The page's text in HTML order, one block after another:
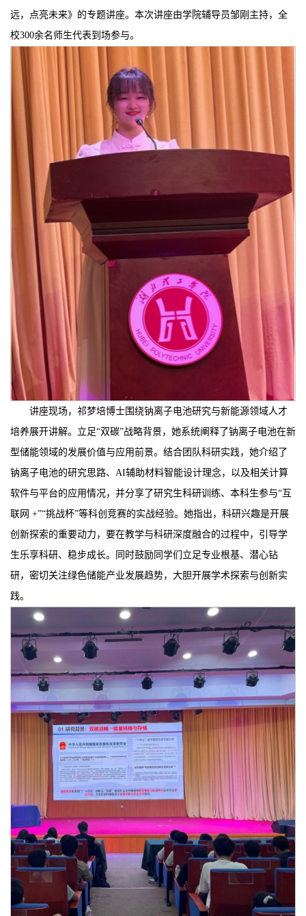
远，点亮未来》的专题讲座。本次讲座由学院辅导员邹刚主持，全
校300余名师生代表到场参与。
讲座现场，祁梦培博士围绕钠离子电池研究与新能源领域人才
培养展开讲解。立足“双碳”战略背景，她系统阐释了钠离子电池在新
型储能领域的发展价值与应用前景。结合团队科研实践，她介绍了
钠离子电池的研究思路、AI辅助材料智能设计理念，以及相关计算
软件与平台的应用情况，并分享了研究生科研训练、本科生参与“互
联网 +”“挑战杯”等科创竞赛的实战经验。她指出，科研兴趣是开展
创新探索的重要动力，要在教学与科研深度融合的过程中，引导学
生乐享科研、稳步成长。同时鼓励同学们立足专业根基、潜心钻
研，密切关注绿色储能产业发展趋势，大胆开展学术探索与创新实
践。